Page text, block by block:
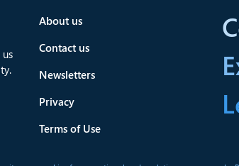
About us
Contact us
Newsletters
Privacy
Terms of Use